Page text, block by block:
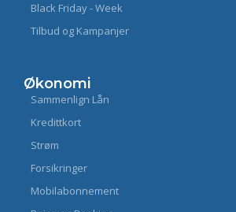
Black Friday - Week
Tilbud og Kampanjer
Økonomi
Sammenlign Lån
Kredittkort
Strøm
Forsikringer
Mobilabonnement